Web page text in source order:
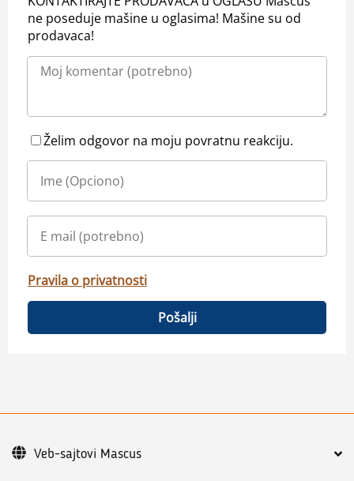
ne poseduje mašine u oglasima! Mašine su od
prodavaca!
Želim odgovor na moju povratnu reakciju.
Pravila o privatnosti
Pošalji
Veb-sajtovi Mascus